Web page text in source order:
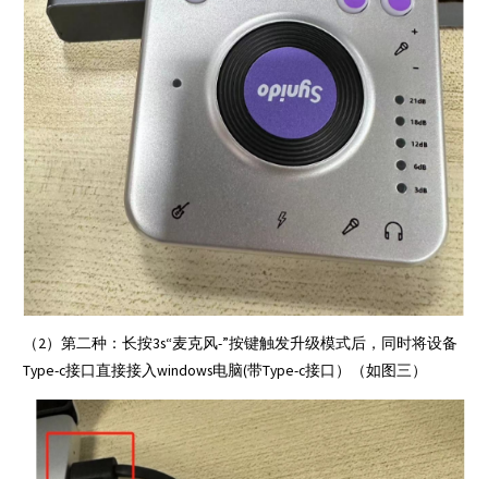
（2）第二种：长按3s“麦克风-”按键触发升级模式后，同时将设备
Type-c接口直接接入windows电脑(带Type-c接口）（如图三）